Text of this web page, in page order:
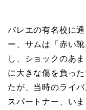
バレエの有名校に
ー、サムは「赤い
し、ショックのあ
に大きな傷を負っ
たが、当時のライ
スパートナー、い